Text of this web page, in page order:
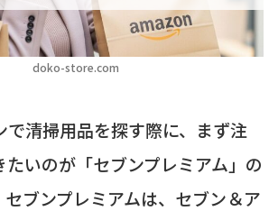
doko-store.com
で清掃用品を探す際に、まず注
たいのが「セブンプレミアム」の
セブンプレミアムは、セブン＆ア